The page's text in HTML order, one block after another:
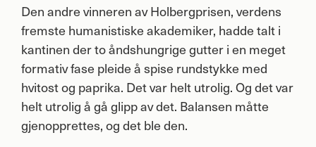
Den andre vinneren av Holbergprisen, verdens
fremste humanistiske akademiker, hadde talt i
kantinen der to åndshungrige gutter i en meget
formativ fase pleide å spise rundstykke med
hvitost og paprika. Det var helt utrolig. Og det var
helt utrolig å gå glipp av det. Balansen måtte
gjenopprettes, og det ble den.